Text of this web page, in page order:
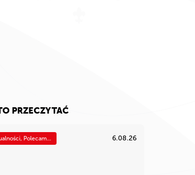
PRZECZYTAĆ
Polecam... 6.08.26